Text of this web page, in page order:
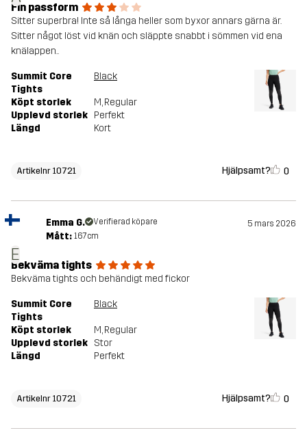
Fin passform
Sitter superbra! Inte så långa heller som byxor annars gärna är.
Sitter något löst vid knän och släppte snabbt i sömmen vid ena
knälappen..
Summit Core
Tights
Black
Köpt storlek M, Regular
Upplevd storlek Perfekt
Längd
Kort
Artikelnr 10721 Hjälpsamt? 0
E
Emma G. Verifierad köpare 5 mars 2026
Mått: 167cm
Bekväma tights
Bekväma tights och behändigt med fickor
Summit Core
Tights
Black
Köpt storlek M, Regular
Upplevd storlek Stor
Längd
Perfekt
Artikelnr 10721 Hjälpsamt? 0